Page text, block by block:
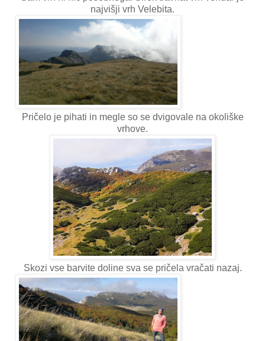
najvišji vrh Velebita.
Pričelo je pihati in megle so se dvigovale na okoliške
vrhove.
Skozi vse barvite doline sva se pričela vračati nazaj.